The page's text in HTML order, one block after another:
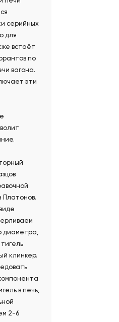
серийных
для
встаёт
по
вагона.
эти
Платонов.
диаметра,
клинкер.
в печь,
2-6